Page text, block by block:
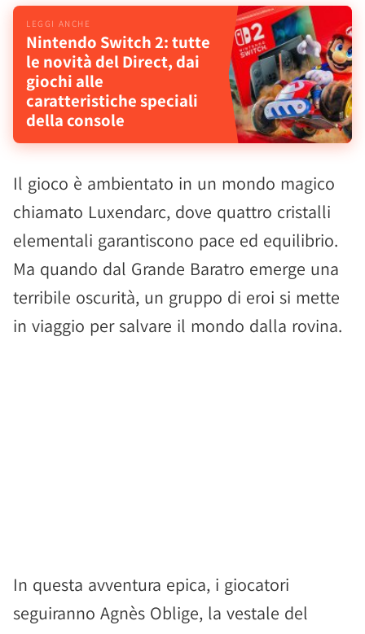
Nintendo Switch 2: tutte
le novità del Direct, dai
giochi alle
caratteristiche speciali
della console
Il gioco è ambientato in un mondo magico
chiamato Luxendarc, dove quattro cristalli
elementali garantiscono pace ed equilibrio.
Ma quando dal Grande Baratro emerge una
terribile oscurità, un gruppo di eroi si mette
in viaggio per salvare il mondo dalla rovina.
In questa avventura epica, i giocatori
seguiranno Agnès Oblige, la vestale del